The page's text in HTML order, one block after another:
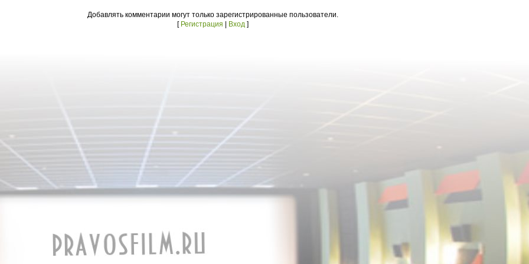
Добавлять комментарии могут только зарегистрированные пользователи.
[ Регистрация Вход ]